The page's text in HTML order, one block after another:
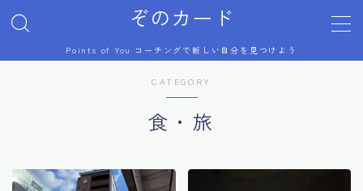
ぞのカード
Points of You コーチングで新しい自分を見つけよう
MENU
CATEGORY
食・旅